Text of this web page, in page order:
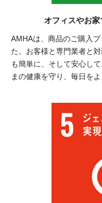
オフィスやお
AMHAは、商品のご購入
た。お客様と専門業者と
も簡単に、そして安心し
まの健康を守り、毎日を